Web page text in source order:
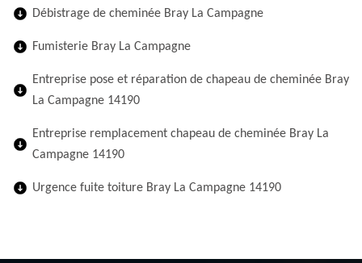
Débistrage de cheminée Bray La Campagne
Fumisterie Bray La Campagne
Entreprise pose et réparation de chapeau de cheminée Bray
La Campagne 14190
Entreprise remplacement chapeau de cheminée Bray La
Campagne 14190
Urgence fuite toiture Bray La Campagne 14190